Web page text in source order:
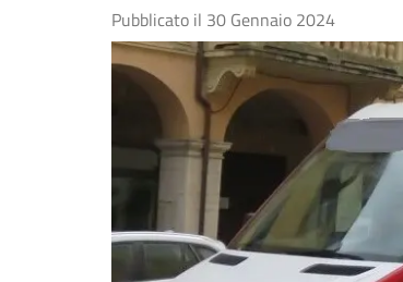
Pubblicato il 30 Gennaio 2024